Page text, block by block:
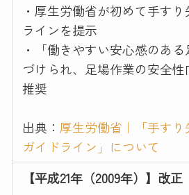
・厚生労働省が初めて手す
ラインを提示
・「働きやすい安心感のあ
づけられ、足場作業の安全
推奨
出典： 厚生労働省｜「手す
ガイドライン」について
【平成21年（2009年）】改正